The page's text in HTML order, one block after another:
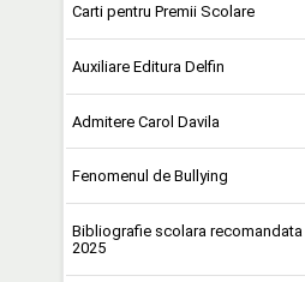
Carti pentru Premii Scolare
Auxiliare Editura Delfin
Admitere Carol Davila
Fenomenul de Bullying
Bibliografie scolara recomandata
2025